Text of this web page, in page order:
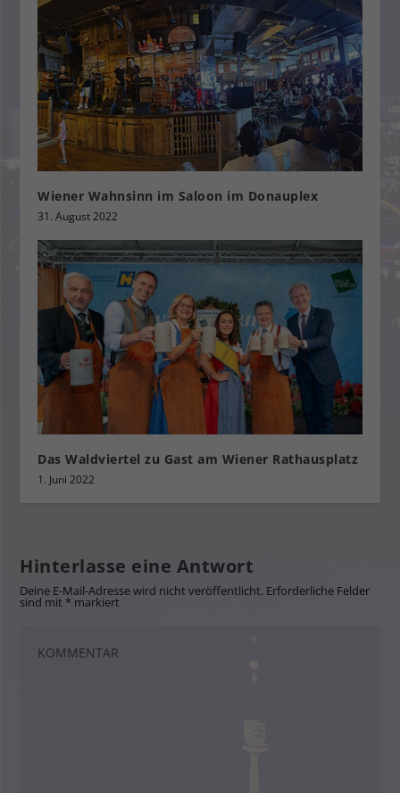
Wiener Wahnsinn im Saloon im Donauplex
31. August 2022
Das Waldviertel zu Gast am Wiener Rathausplatz
1. Juni 2022
Hinterlasse eine Antwort
Deine E-Mail-Adresse wird nicht veröffentlicht. Erforderliche Felder
sind mit* markiert